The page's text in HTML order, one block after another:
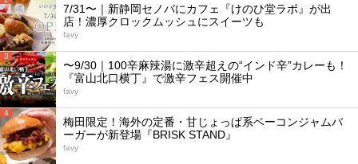
7/31〜｜新静岡セノバにカフェ『けのひ堂ラボ』が出
店！濃厚クロックムッシュにスイーツも
favy
3
〜9/30｜100辛麻辣湯に激辛超えの“インド辛”カレーも！
『富山北口横丁』で激辛フェス開催中
favy
4
梅田限定！海外の定番・甘じょっぱ系ベーコンジャムバ
ーガーが新登場『BRISK STAND』
favy